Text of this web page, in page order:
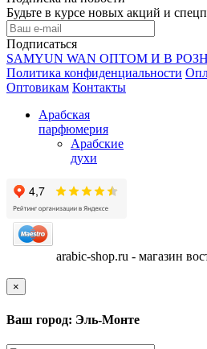
Будьте в курсе новых акций и
Подписаться
SAMYUN WAN ОПТОМ И В
Политика конфиденциальности
Оптовикам Контакты
Арабская
парфюмерия
Арабские
духи
arabic-shop.ru - магазин
×
Ваш город: Эль-Монте